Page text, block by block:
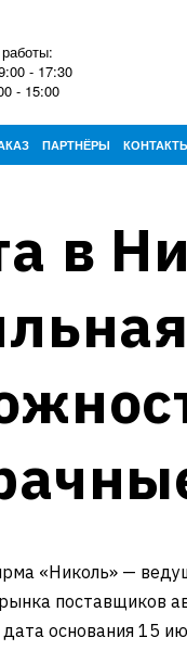
- 17:30
- 15:00
ПАРТНЁРЫ
в
«Николь» —
поставщиков
основания 15